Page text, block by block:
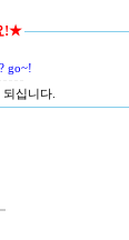
!★
go~!
십니다.